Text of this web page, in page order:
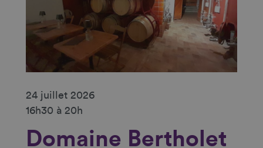
24 juillet 2026
16h30 à 20h
Domaine Bertholet